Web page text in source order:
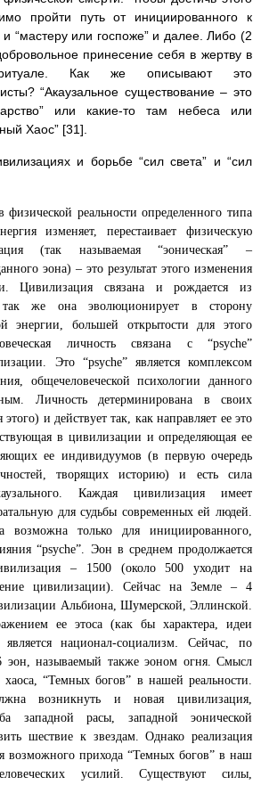
пройти путь от инициированного к
и “мастеру или госпоже” и далее. Либо (2
принесение себя в жертву в
ритуале. Как же описывают это
“Акаузальное существование – это
или какие-то там небеса или
Хаос” [31].
и борьбе “сил света” и “сил
реальности определенного типа
изменяет, перестаивает физическую
(так называемая “эоническая” –
эона) – это результат этого изменения
Цивилизация связана и рождается из
так же она эволюционирует в сторону
энергии, большей открытости для этого
личность связана с “psyche”
Это “psyche” является комплексом
общечеловеческой психологии данного
Личность детерминирована в своих
этого) и действует так, как направляет ее это
в цивилизации и определяющая ее
ее индивидуумов (в первую очередь
творящих историю) и есть сила
Каждая цивилизация имеет
для судьбы современных ей людей.
возможна только для инициированного,
“psyche”. Эон в среднем продолжается
–
1500 (около 500 уходит на
цивилизации). Сейчас на Земле – 4
Альбиона, Шумерской, Эллинской.
ее этоса (как бы характера, идеи
национал-социализм
Сейчас, по
эон, называемый также эоном огня. Смысл
хаоса, “Темных богов” в нашей реальности.
возникнуть и новая цивилизация,
западной расы, западной эонической
шествие к звездам. Однако реализация
возможного прихода “Темных богов” в наш
усилий. Существуют силы,